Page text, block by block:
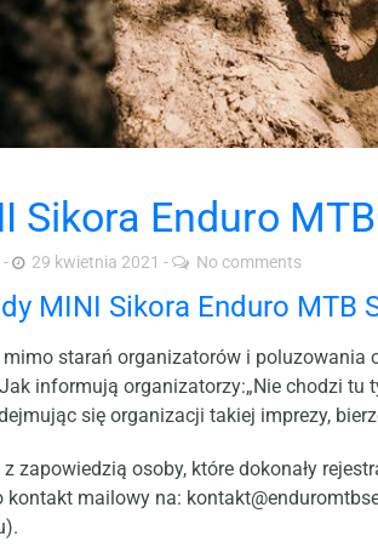
Sikora Enduro
29 kwietnia 2021 No comments
MINI Sikora Enduro MTB
mimo starań organizatorów i poluzowania
informują organizatorzy:„Nie chodzi tu
się organizacji takiej imprezy,
zapowiedzią osoby, które dokonały
kontakt mailowy na: